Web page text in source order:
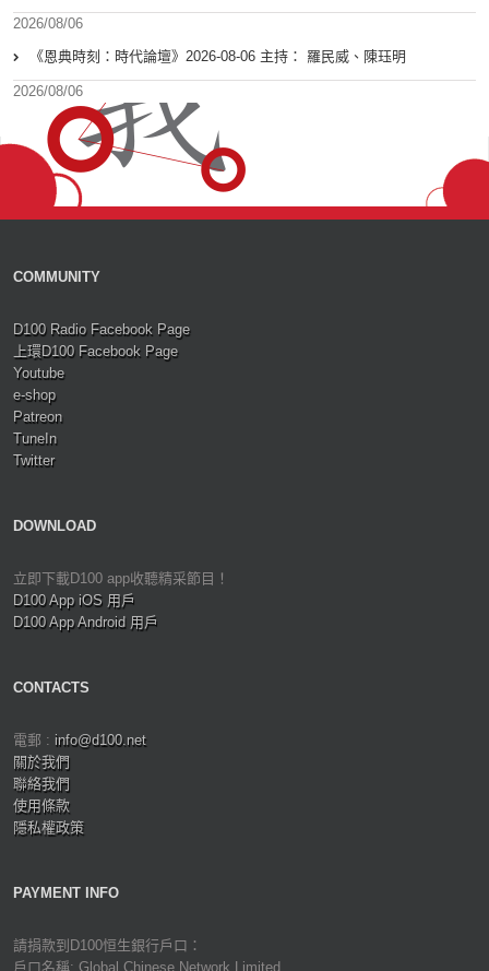
2026/08/06
《恩典時刻：時代論壇》2026-08-06 主持： 羅民威、陳珏明
2026/08/06
COMMUNITY
D100 Radio Facebook Page
上環D100 Facebook Page
Youtube
e-shop
Patreon
TuneIn
Twitter
DOWNLOAD
立即下載D100 app收聽精采節目！
D100 App iOS 用戶
D100 App Android 用戶
CONTACTS
電郵 : info@d100.net
關於我們
聯絡我們
使用條款
隱私權政策
PAYMENT INFO
請捐款到D100恒生銀行戶口：
戶口名稱: Global Chinese Network Limited